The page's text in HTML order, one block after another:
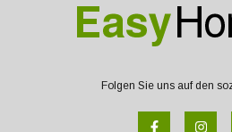
Folgen Sie uns auf den